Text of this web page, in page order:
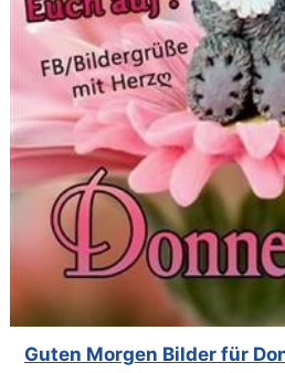
Guten Morgen Bilder für